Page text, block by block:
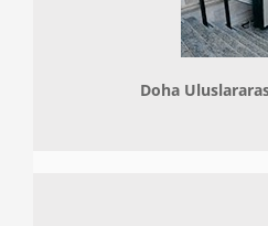
Doha